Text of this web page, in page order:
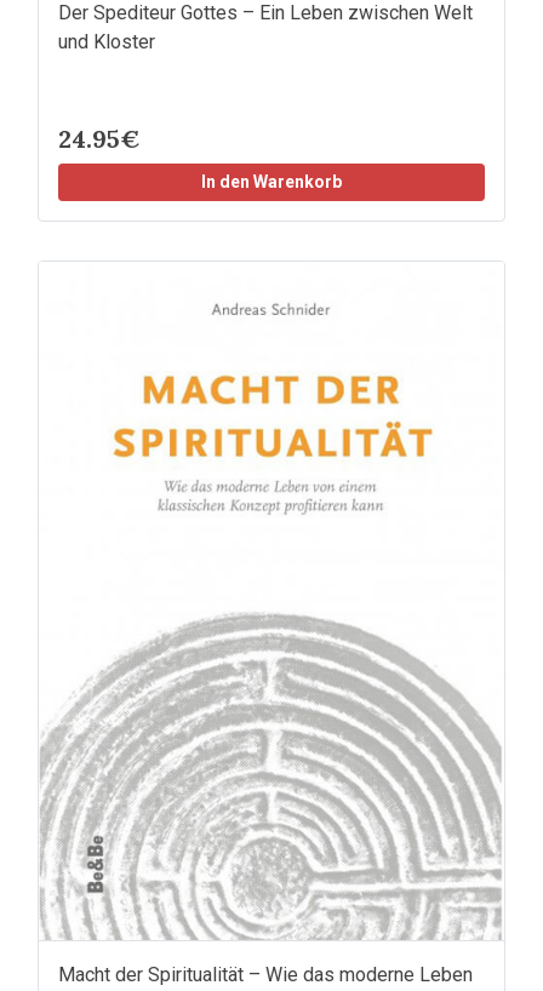
Der Spediteur Gottes – Ein Leben zwischen Welt
und Kloster
24.95€
In den Warenkorb
Macht der Spiritualität – Wie das moderne Leben